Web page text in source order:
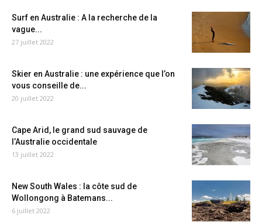
Surf en Australie : A la recherche de la
vague...
27 juillet 2022
Skier en Australie : une expérience que l’on
vous conseille de...
20 juillet 2022
Cape Arid, le grand sud sauvage de
l’Australie occidentale
13 juillet 2022
New South Wales : la côte sud de
Wollongong à Batemans...
6 juillet 2022